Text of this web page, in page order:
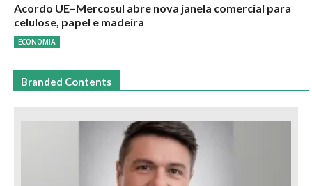
Acordo UE–Mercosul abre nova janela comercial para
celulose, papel e madeira
ECONOMIA
Branded Contents